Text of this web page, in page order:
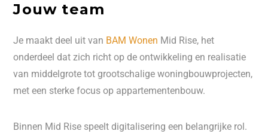
Jouw team
Je maakt deel uit van BAM Wonen Mid Rise, het
onderdeel dat zich richt op de ontwikkeling en realisatie
van middelgrote tot grootschalige woningbouwprojecten,
met een sterke focus op appartementenbouw.
Binnen Mid Rise speelt digitalisering een belangrijke rol.